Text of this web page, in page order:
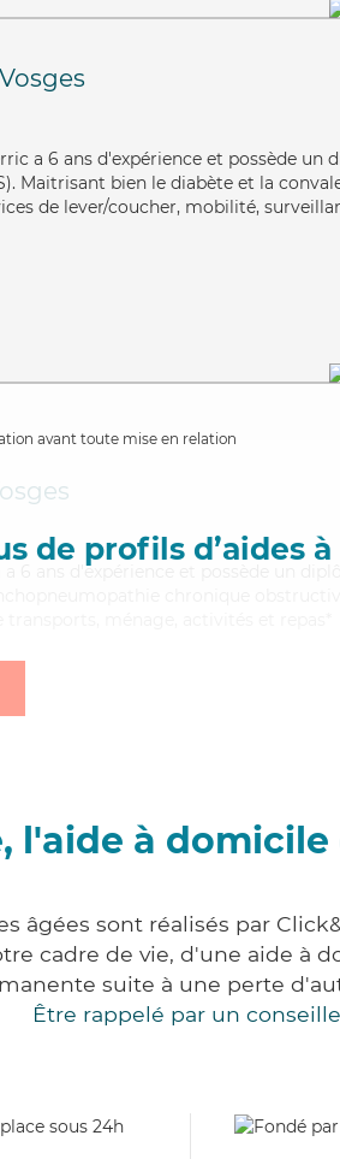
a 6 ans d'expérience et possède un
Maitrisant bien le diabète et la
de lever/coucher, mobilité,
avant toute mise en relation
de profils d’aides à
6 ans d'expérience et possède un
chronique
l'aide à
âgées sont réalisés par
cadre de vie, d'une aide à
suite à une perte
Être rappelé par un